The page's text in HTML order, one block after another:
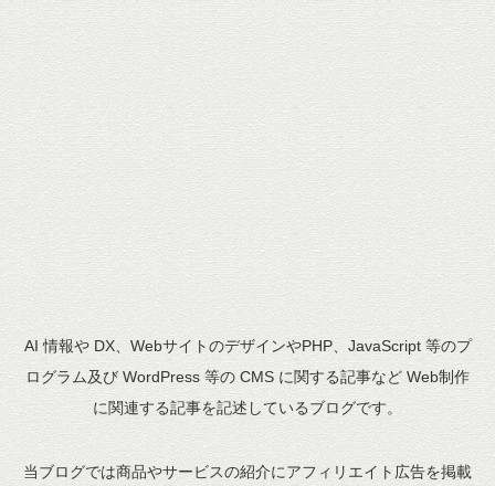
AI 情報や DX、WebサイトのデザインやPHP、JavaScript 等のプ
ログラム及び WordPress 等の CMS に関する記事など Web制作
に関連する記事を記述しているブログです。
当ブログでは商品やサービスの紹介にアフィリエイト広告を掲載